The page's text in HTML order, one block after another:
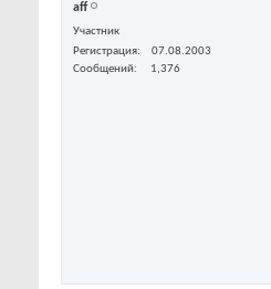
aff
Участник
Регистрация
07.08.2003
Сообщений
1,376